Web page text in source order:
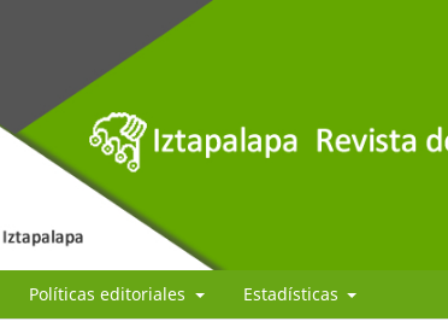
Políticas editoriales Estadísticas